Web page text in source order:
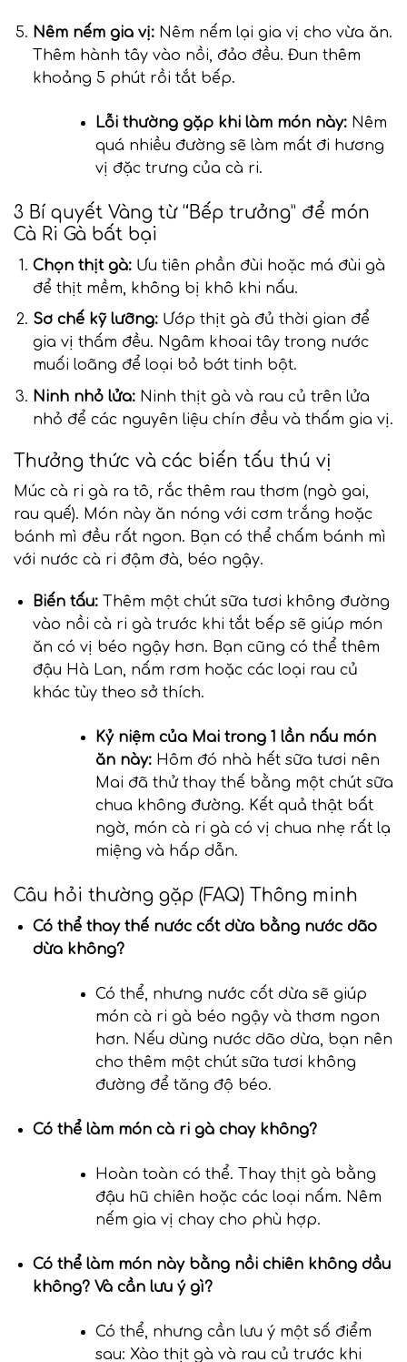
Nêm nếm gia vị:Nêm nếm lại gia vị cho vừa ăn.
Thêm hành tây vào nồi, đảo đều. Đun thêm
khoảng 5 phút rồi tắt bếp.
Lỗi thường gặp khi làm món này:Nêm
quá nhiều đường sẽ làm mất đi hương
vị đặc trưng của cà ri.
3 Bí quyết Vàng từ “Bếp trưởng” để món
Cà Ri Gà bất bại
Chọn thịt gà:Ưu tiên phần đùi hoặc má đùi gà
để thịt mềm, không bị khô khi nấu.
Sơ chế kỹ lưỡng:Ướp thịt gà đủ thời gian để
gia vị thấm đều. Ngâm khoai tây trong nước
muối loãng để loại bỏ bớt tinh bột.
Ninh nhỏ lửa:Ninh thịt gà và rau củ trên lửa
nhỏ để các nguyên liệu chín đều và thấm gia vị.
Thưởng thức và các biến tấu thú vị
Múc cà ri gà ra tô, rắc thêm rau thơm (ngò gai,
rau quế). Món này ăn nóng với cơm trắng hoặc
bánh mì đều rất ngon. Bạn có thể chấm bánh mì
với nước cà ri đậm đà, béo ngậy.
Biến tấu:Thêm một chút sữa tươi không đường
vào nồi cà ri gà trước khi tắt bếp sẽ giúp món
ăn có vị béo ngậy hơn. Bạn cũng có thể thêm
đậu Hà Lan, nấm rơm hoặc các loại rau củ
khác tùy theo sở thích.
Kỷ niệm của Mai trong 1 lần nấu món
ăn này:Hôm đó nhà hết sữa tươi nên
Mai đã thử thay thế bằng một chút sữa
chua không đường. Kết quả thật bất
ngờ, món cà ri gà có vị chua nhẹ rất lạ
miệng và hấp dẫn.
Câu hỏi thường gặp (FAQ) Thông minh
Có thể thay thế nước cốt dừa bằng nước dão
dừa không?
Có thể, nhưng nước cốt dừa sẽ giúp
món cà ri gà béo ngậy và thơm ngon
hơn. Nếu dùng nước dão dừa, bạn nên
cho thêm một chút sữa tươi không
đường để tăng độ béo.
Có thể làm món cà ri gà chay không?
Hoàn toàn có thể. Thay thịt gà bằng
đậu hũ chiên hoặc các loại nấm. Nêm
nếm gia vị chay cho phù hợp.
Có thể làm món này bằng nồi chiên không dầu
không? Và cần lưu ý gì?
Có thể, nhưng cần lưu ý một số điểm
sau: Xào thịt gà và rau củ trước khi